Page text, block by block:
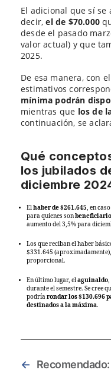
El adicional que sí se
decir,el de $70.000
desde el pasado
valor actual) y que
2025.
De esa manera, con
estimativos
mínima podrán
mientras que los de
continuación, se
Qué
los jubilados
diciembre
Elhaber de $261.645, en
para quienes son
aumento del 3,5% para
Los que reciban el haber
$331.645
proporcional.
En último lugar, elaguinaldo,
durante el semestre. Se cree
podríarondar los $130.696
destinados a la máxima.
←
Recomendado: